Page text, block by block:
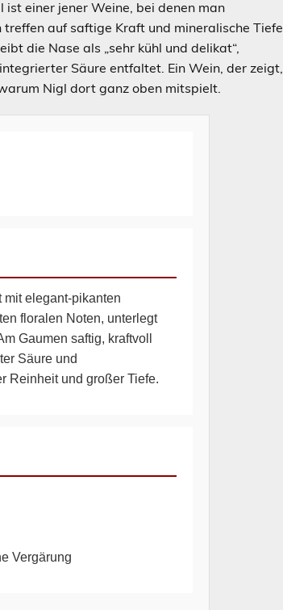
einer jener Weine, bei denen man
auf saftige Kraft und mineralische Tiefe,
die Nase als „sehr kühl und delikat“,
Säure entfaltet. Ein Wein, der zeigt,
Nigl dort ganz oben mitspielt.
mit elegant-pikanten
floralen Noten, unterlegt
Gaumen saftig, kraftvoll
Säure und
Reinheit und großer Tiefe.
Vergärung